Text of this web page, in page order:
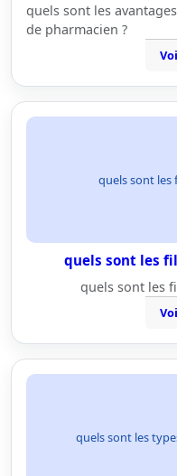
quels sont les
de pharmacien ?
quels sont les
quels sont les
quels sont les
quels sont les